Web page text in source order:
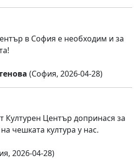
в София е необходим и за
(София, 2026-04-28)
Културен Център допринася за
чешката култура у нас.
2026-04-28)